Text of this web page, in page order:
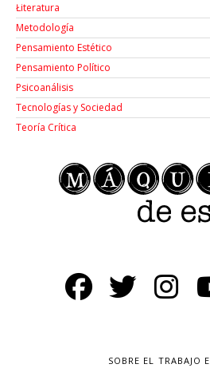
Łiteratura
Metodología
Pensamiento Estético
Pensamiento Político
Psicoanálisis
Tecnologías y Sociedad
Teoría Crítica
SOBRE EL TRABAJO